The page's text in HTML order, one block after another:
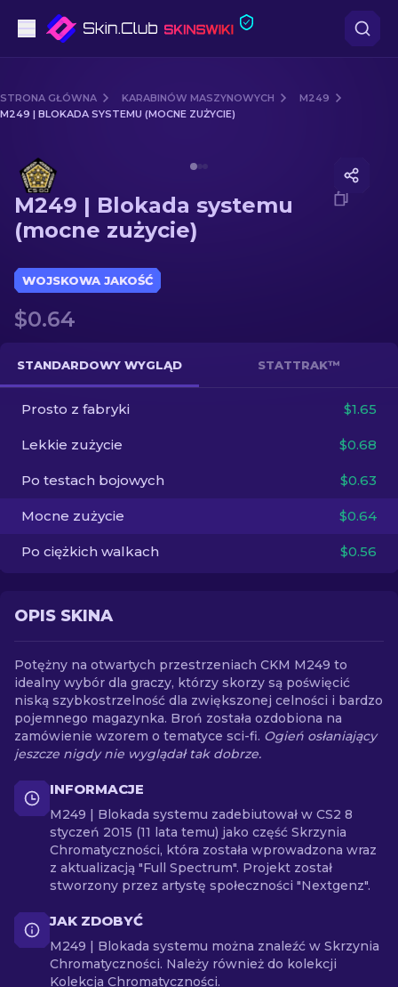
Średni poziom
karabinów
karabinów snajperskich
rękawiczek
Inne
PL
STRONA GŁÓWNA KARABINÓW MASZYNOWYCH
M249
M249 | BLOKADA SYSTEMU (MOCNE ZUŻYCIE)
M249 | Blokada systemu
(mocne zużycie)
WOJSKOWA JAKOŚĆ
$0.64
STANDARDOWY WYGLĄD STATTRAK™
Prosto z fabryki $1.65
Lekkie zużycie $0.68
Po testach bojowych $0.63
Mocne zużycie $0.64
Po ciężkich walkach $0.56
OPIS SKINA
Potężny na otwartych przestrzeniach CKM M249 to
idealny wybór dla graczy, którzy skorzy są poświęcić
niską szybkostrzelność dla zwiększonej celności i bardzo
pojemnego magazynka. Broń została ozdobiona na
zamówienie wzorem o tematyce sci-fi. Ogień osłaniający
jeszcze nigdy nie wyglądał tak dobrze.
INFORMACJE
M249 | Blokada systemu zadebiutował w CS2 8
styczeń 2015 (11 lata temu) jako część Skrzynia
Chromatyczności, która została wprowadzona wraz
z aktualizacją "Full Spectrum". Projekt został
stworzony przez artystę społeczności "Nextgenz".
JAK ZDOBYĆ
M249 | Blokada systemu można znaleźć w Skrzynia
Chromatyczności. Należy również do kolekcji
Kolekcja Chromatyczności.